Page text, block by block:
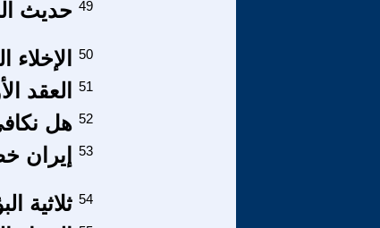
حديث 49
50
العقد 51
هل 52
إيران خطوة 53
ثلاثية 54